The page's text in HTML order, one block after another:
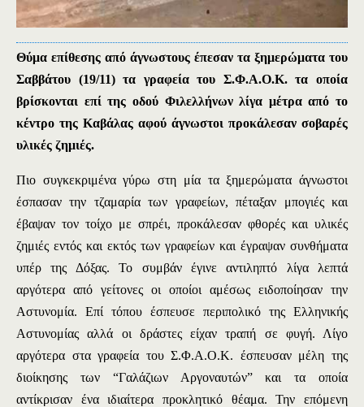
Θύμα επίθεσης από άγνωστους έπεσαν τα ξημερώματα του
Σαββάτου (19/11) τα γραφεία του Σ.Φ.Α.Ο.Κ. τα οποία
βρίσκονται επί της οδού Φιλελλήνων λίγα μέτρα από το
κέντρο της Καβάλας αφού άγνωστοι προκάλεσαν σοβαρές
υλικές ζημιές.
Πιο συγκεκριμένα γύρω στη μία τα ξημερώματα άγνωστοι
έσπασαν την τζαμαρία των γραφείων, πέταξαν μπογιές και
έβαψαν τον τοίχο με σπρέι, προκάλεσαν φθορές και υλικές
ζημιές εντός και εκτός των γραφείων και έγραψαν συνθήματα
υπέρ της Δόξας. Το συμβάν έγινε αντιληπτό λίγα λεπτά
αργότερα από γείτονες οι οποίοι αμέσως ειδοποίησαν την
Αστυνομία. Επί τόπου έσπευσε περιπολικό της Ελληνικής
Αστυνομίας αλλά οι δράστες είχαν τραπή σε φυγή. Λίγο
αργότερα στα γραφεία του Σ.Φ.Α.Ο.Κ. έσπευσαν μέλη της
διοίκησης των “Γαλάζιων Αργοναυτών” και τα οποία
αντίκρισαν ένα ιδιαίτερα προκλητικό θέαμα. Την επόμενη